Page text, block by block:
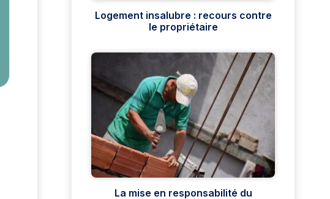
Logement insalubre : recours contre
le propriétaire
La mise en responsabilité du